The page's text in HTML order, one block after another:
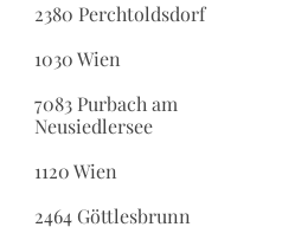
2380 Perchtoldsdorf
1030 Wien
7083 Purbach am
Neusiedlersee
1120 Wien
2464 Göttlesbrunn